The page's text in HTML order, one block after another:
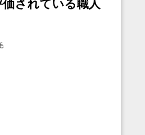
されている職人